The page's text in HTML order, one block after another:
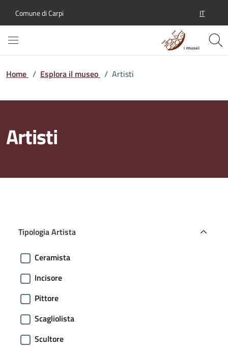
Comune di Carpi IT
Home / Esplora il museo / Artisti
Artisti
Tipologia Artista
Ceramista
Incisore
Pittore
Scagliolista
Scultore